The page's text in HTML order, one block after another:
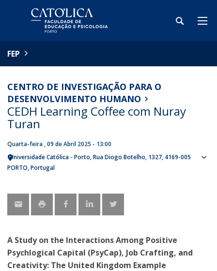
FEP
CENTRO DE INVESTIGAÇÃO PARA O
DESENVOLVIMENTO HUMANO
CEDH Learning Coffee com Nuray
Turan
Quarta-feira , 09 de Abril 2025 - 13:00
Universidade Católica - Porto Rua Diogo Botelho, 1327 4169-005
PORTO Portugal
A Study on the Interactions Among Positive
Psychlogical Capital (PsyCap), Job Crafting, and
Creativity: The United Kingdom Example